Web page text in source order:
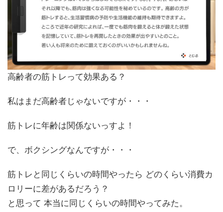
高齢者の筋トレって効果ある？
私はまだ高齢者じゃないですが・・・
筋トレに年齢は関係ないっすよ！
で、ボクシングなんですが・・・
筋トレと同じくらいの時間やったら どのくらい消費カ
ロリーに差があるだろう？
と思って 本当に同じくらいの時間やってみた。